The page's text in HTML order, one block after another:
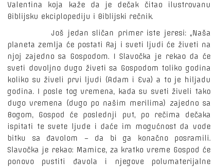
Valentina koja kaže da je dečak čitao ilustrovanu
Biblijsku ekciplopediju i Biblijski rečnik.
Još jedan sličan primer iste jeresi: „Naša
planeta zemlja će postati Raj i sveti ljudi će živeti na
njoj zajedno sa Gospodom. I Slavočka je rekao da će
sveti dovoljno dugo živeti sa Gospodom toliko godina
koliko su živeli prvi ljudi (Adam i Eva) a to je hiljadu
godina. I posle tog vremena, kada su sveti živeli tako
dugo vremena (dugo po našim merilima) zajedno sa
Bogom, Gospod će poslednji put, po rečima dečaka
ispitati te svete ljude i daće im mogućnost da vode
bitku sa đavolom – da bi ga konačno posramili.
Slavočka je rekao: Mamice, za kratko vreme Gospod će
ponovo pustiti đavola i njegove polumaterijalne